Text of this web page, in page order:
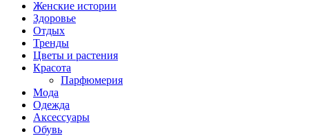
Женские истории
Здоровье
Отдых
Тренды
Цветы и растения
Красота
Парфюмерия
Мода
Одежда
Аксессуары
Обувь